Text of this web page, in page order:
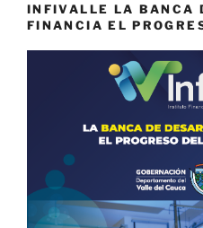
INFIVALLE LA BANCA
FINANCIA EL